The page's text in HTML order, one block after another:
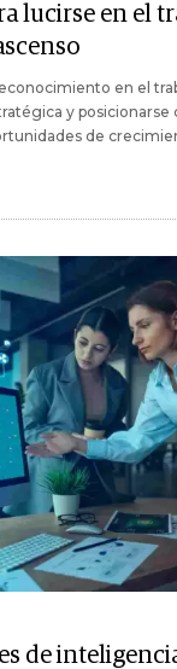
lucirse en el
en el
y posicionarse
de
de